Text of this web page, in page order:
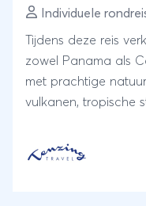
Individuele
Tijdens deze reis
zowel Panama als
met prachtige
vulkanen, tropische
hoofdweg van het
door